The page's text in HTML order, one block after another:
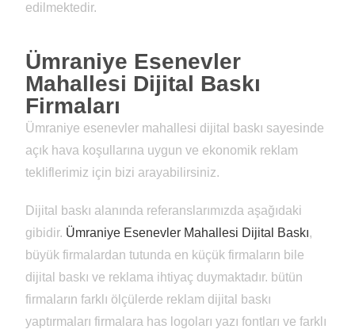
edilmektedir.
Ümraniye Esenevler
Mahallesi Dijital Baskı
Firmaları
Ümraniye esenevler mahallesi dijital baskı sayesinde
açık hava koşullarına uygun ve ekonomik reklam
tekliflerimiz için bizi arayabilirsiniz.
Dijital baskı alanında referanslarımızda aşağıdaki
gibidir. Ümraniye Esenevler Mahallesi Dijital Baskı,
büyük firmalardan tutunda en küçük firmaların bile
dijital baskı ve reklama ihtiyaç duymaktadır. bütün
firmaların farklı ölçülerde reklam dijital baskı
yaptırmaları firmalara has logoları yazı fontları ve farklı